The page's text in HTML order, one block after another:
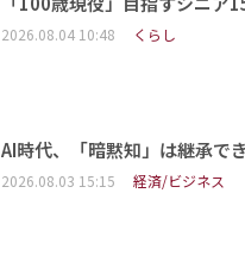
2026.08.04 10:48 くらし
AI時代、「暗黙知」は継承
2026.08.03 15:15 経済/ビジネス